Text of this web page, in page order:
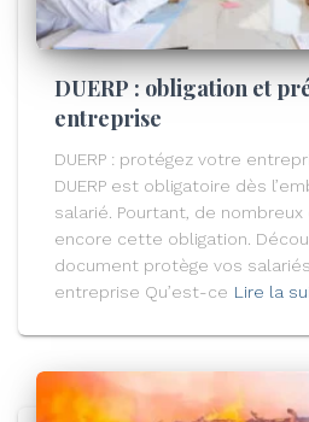
DUERP : obligation et
entreprise
DUERP : protégez votre
DUERP est obligatoire dès
salarié. Pourtant, de
encore cette obligation.
document protège vos
entreprise Qu’est-ce Lire la